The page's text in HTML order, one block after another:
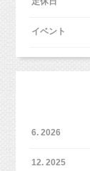
イベント
6. 2026
12. 2025